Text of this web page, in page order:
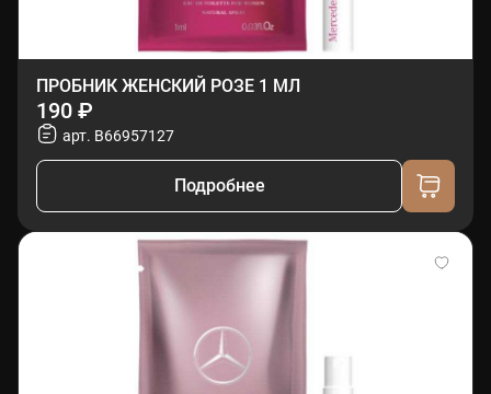
ПРОБНИК ЖЕНСКИЙ РОЗЕ 1 МЛ
190 ₽
арт. B66957127
Подробнее